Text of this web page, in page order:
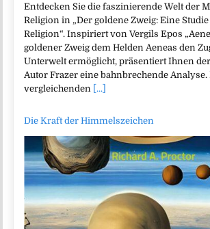
Entdecken Sie die faszinierende Welt der
Religion in „Der goldene Zweig: Eine
Religion“. Inspiriert von Vergils Epos
goldener Zweig dem Helden Aeneas den
Unterwelt ermöglicht, präsentiert Ihnen
Autor Frazer eine bahnbrechende
vergleichenden [...]
Die Kraft der Himmelszeichen